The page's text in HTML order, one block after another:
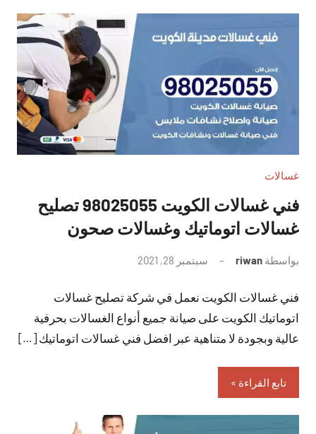
غسالات
فني غسالات الكويت 98025055 تصليح
غسالات اتوماتيك وغسالات صحون
بواسطة riwan سبتمبر 28, 2021
تعليقات
فني غسالات الكويت نعمل في شركة تصليح غسالات
اتوماتيك الكويت على صيانة جميع أنواع الغسالات بحرفية
عالية وبجودة لا متناهية عبر افضل فني غسالات اتوماتيك […]
تابع القراءة